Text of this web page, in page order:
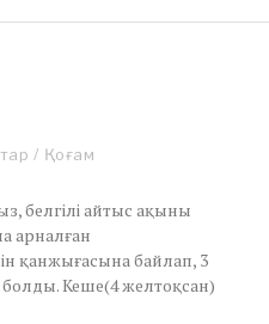
/ Қоғам
белгілі айтыс ақыны
арналған
қанжығасына байлап, 3
Кеше(4 желтоқсан)